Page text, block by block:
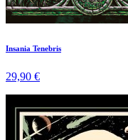
Insania Tenebris
29,90 €